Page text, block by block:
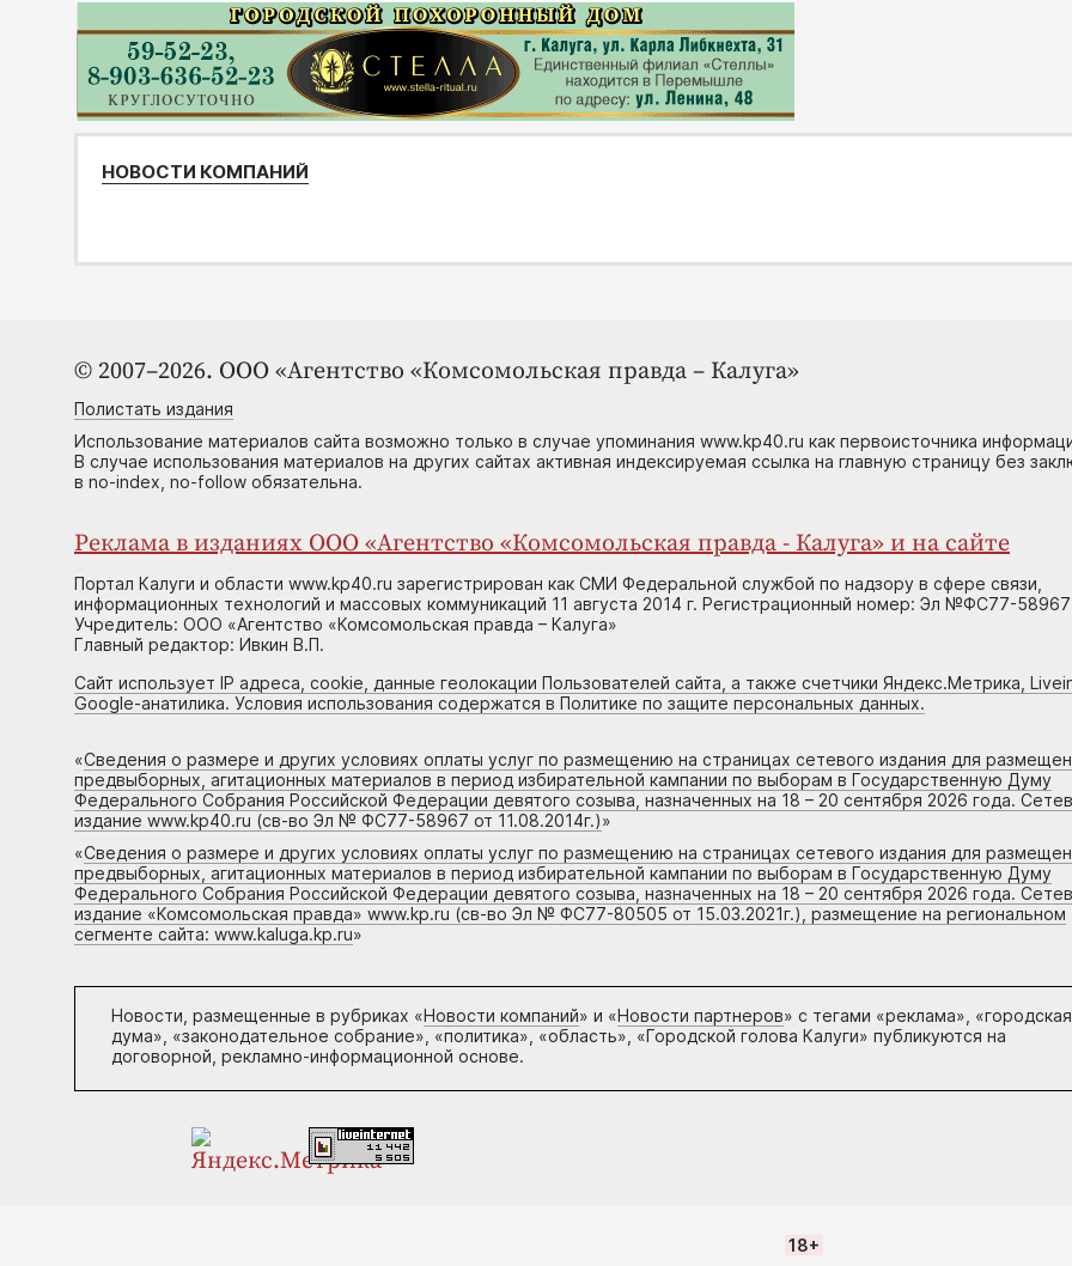
НОВОСТИ КОМПАНИЙ
© 2007–2026. ООО «Агентство «Комсомольская правда – Калуга»
Полистать издания
Использование материалов сайта возможно только в случае упоминания www.kp40.ru как первоисточника
В случае использования материалов на других сайтах активная индексируемая ссылка на главную страницу без
в no-index, no-follow обязательна.
Реклама в изданиях ООО «Агентство «Комсомольская правда - Калуга» и на сайте
Портал Калуги и области www.kp40.ru зарегистрирован как СМИ Федеральной службой по надзору в сфере связи,
информационных технологий и массовых коммуникаций 11 августа 2014 г. Регистрационный номер: Эл №ФС77-58967
Учредитель: ООО «Агентство «Комсомольская правда – Калуга»
Главный редактор: Ивкин В.П.
Сайт использует IP адреса, cookie, данные геолокации Пользователей сайта, а также счетчики Яндекс.Метрика,
Google-анатилика. Условия использования содержатся в Политике по защите персональных данных.
«Сведения о размере и других условиях оплаты услуг по размещению на страницах сетевого издания для
предвыборных, агитационных материалов в период избирательной кампании по выборам в Государственную Думу
Федерального Собрания Российской Федерации девятого созыва, назначенных на 18 – 20 сентября 2026 года.
издание www.kp40.ru (св-во Эл № ФС77-58967 от 11.08.2014г.)»
«Сведения о размере и других условиях оплаты услуг по размещению на страницах сетевого издания для
предвыборных, агитационных материалов в период избирательной кампании по выборам в Государственную Думу
Федерального Собрания Российской Федерации девятого созыва, назначенных на 18 – 20 сентября 2026 года.
издание «Комсомольская правда» www.kp.ru (св-во Эл № ФС77-80505 от 15.03.2021г.), размещение на региональном
сегменте сайта: www.kaluga.kp.ru»
Новости, размещенные в рубриках «Новости компаний» и «Новости партнеров» с тегами «реклама», «городская
дума», «законодательное собрание», «политика», «область», «Городской голова Калуги» публикуются на
договорной, рекламно-информационной основе.
18+